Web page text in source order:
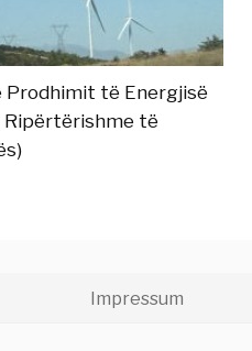
të Energjisë
Ripërtërishme të
Impressum